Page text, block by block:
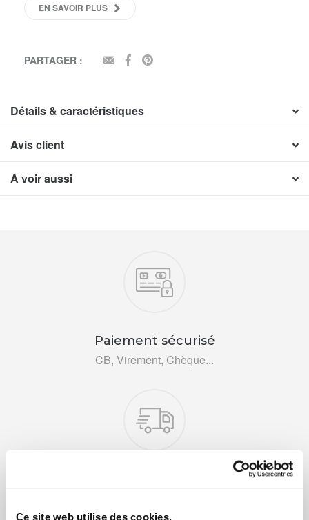
Ce site web utilise des cookies.
EN SAVOIR PLUS
PARTAGER : EMAILFACEBOOK
Détails & caractéristiques
Avis client
A voir aussi
Paiement sécurisé
CB, Virement, Chèque...